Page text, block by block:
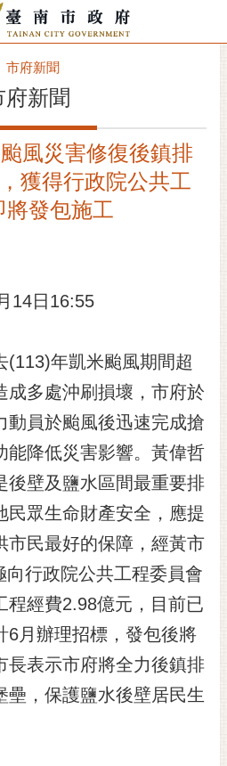
市府新聞
府新聞
風災害修復後鎮排
獲得行政院公共工
將發包施工
14日16:55
(113)年凱米颱風期間超
成多處沖刷損壞，市府於
動員於颱風後迅速完成搶
能降低災害影響。黃偉哲
後壁及鹽水區間最重要排
民眾生命財產安全，應提
市民最好的保障，經黃市
行政院公共工程委員會
程經費2.98億元，目前已
6月辦理招標，發包後將
長表示市府將全力後鎮排
壘，保護鹽水後壁居民生